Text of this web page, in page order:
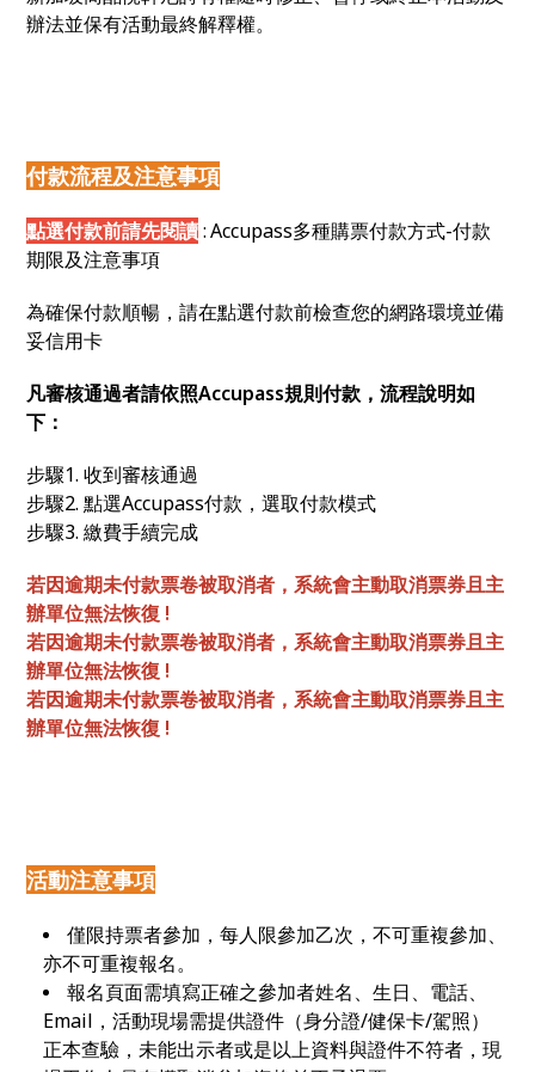
辦法並保有活動最終解釋權。
付款流程及注意事項
點選付款前請先閱讀:Accupass多種購票付款方式-付款
期限及注意事項
為確保付款順暢，請在點選付款前檢查您的網路環境並備
妥信用卡
凡審核通過者請依照Accupass規則付款，流程說明如
下：
步驟1. 收到審核通過
步驟2. 點選Accupass付款，選取付款模式
步驟3. 繳費手續完成
若因逾期未付款票卷被取消者，系統會主動取消票券且主
辦單位無法恢復 !
若因逾期未付款票卷被取消者，系統會主動取消票券且主
辦單位無法恢復 !
若因逾期未付款票卷被取消者，系統會主動取消票券且主
辦單位無法恢復 !
活動注意事項
僅限持票者參加，每人限參加乙次，不可重複參加、
亦不可重複報名。
報名頁面需填寫正確之參加者姓名、生日、電話、
Email，活動現場需提供證件（身分證/健保卡/駕照）
正本查驗，未能出示者或是以上資料與證件不符者，現